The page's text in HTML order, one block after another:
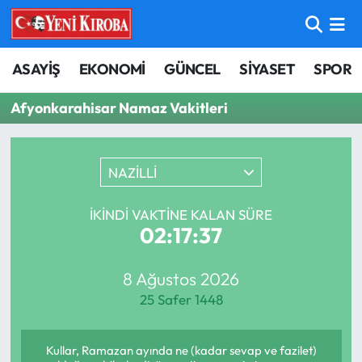
ASAYİŞ EKONOMİ GÜNCEL SİYASET SPOR
Afyonkarahisar Namaz Vakitleri
NAZİLLİ
İKINDI VAKTINE KALAN SÜRE
02:17:37
8 Ağustos 2026
25 Safer 1448
Kullar, Ramazan ayında ne (kadar sevap ve fazilet)
ASAYİŞ
BİLİM-TEKNOLOJİ
GÜNDEM
Aydın Nöbetçi Eczaneler
Aydın Hava Durumu
Aydın Trafik Yoğunluk Haritası
Süper Lig Puan Durumu ve Fikstür
Son Dakika Haberleri
Haber Arşivi